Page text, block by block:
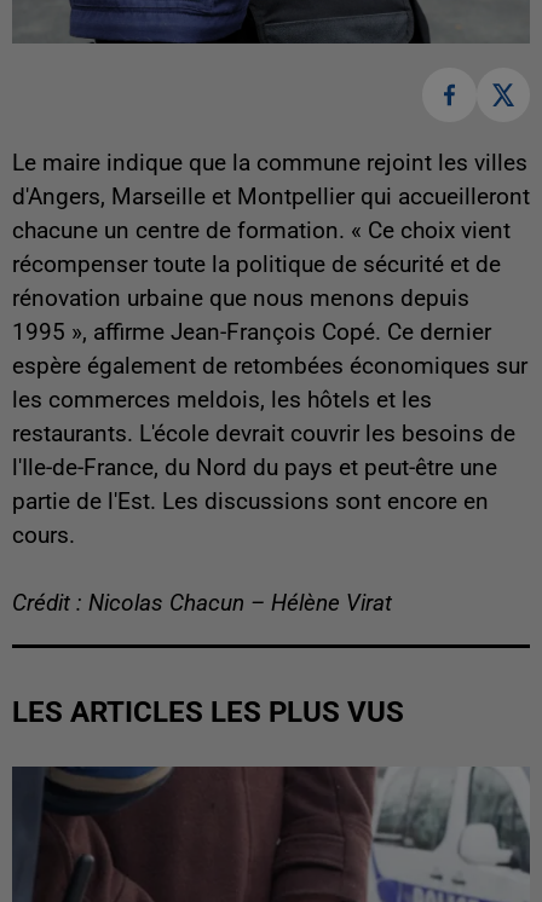
Le maire indique que la commune rejoint les villes
d'Angers, Marseille et Montpellier qui accueilleront
chacune un centre de formation. « Ce choix vient
récompenser toute la politique de sécurité et de
rénovation urbaine que nous menons depuis
1995 », affirme Jean-François Copé. Ce dernier
espère également de retombées économiques sur
les commerces meldois, les hôtels et les
restaurants. L'école devrait couvrir les besoins de
l'Ile-de-France, du Nord du pays et peut-être une
partie de l'Est. Les discussions sont encore en
cours.
Crédit : Nicolas Chacun – Hélène Virat
LES ARTICLES LES PLUS VUS